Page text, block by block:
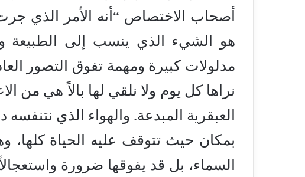
أصحاب الاختصاص “أنه الأمر الذي
هو الشيء الذي ينسب إلى الطبيعة
مدلولات كبيرة ومهمة تفوق التصور
نراها كل يوم ولا نلقي لها بالاً هي من
العبقرية المبدعة. والهواء الذي
بمكان حيث تتوقف عليه الحياة كلها،
السماء، بل قد يفوقها ضرورة